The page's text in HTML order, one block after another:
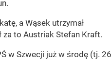
a Wąsek utrzymał
za to Austriak Stefan Kraft.
w Szwecji już w środę (tj. 26